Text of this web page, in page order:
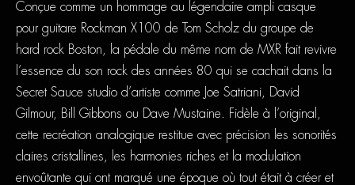
Conçue comme un hommage au légendaire ampli casque
pour guitare Rockman X100 de Tom Scholz du groupe de
hard rock Boston, la pédale du même nom de MXR fait revivre
l’essence du son rock des années 80 qui se cachait dans la
Secret Sauce studio d’artiste comme Joe Satriani, David
Gilmour, Bill Gibbons ou Dave Mustaine. Fidèle à l’original,
cette recréation analogique restitue avec précision les sonorités
claires cristallines, les harmonies riches et la modulation
envoûtante qui ont marqué une époque où tout était à créer et